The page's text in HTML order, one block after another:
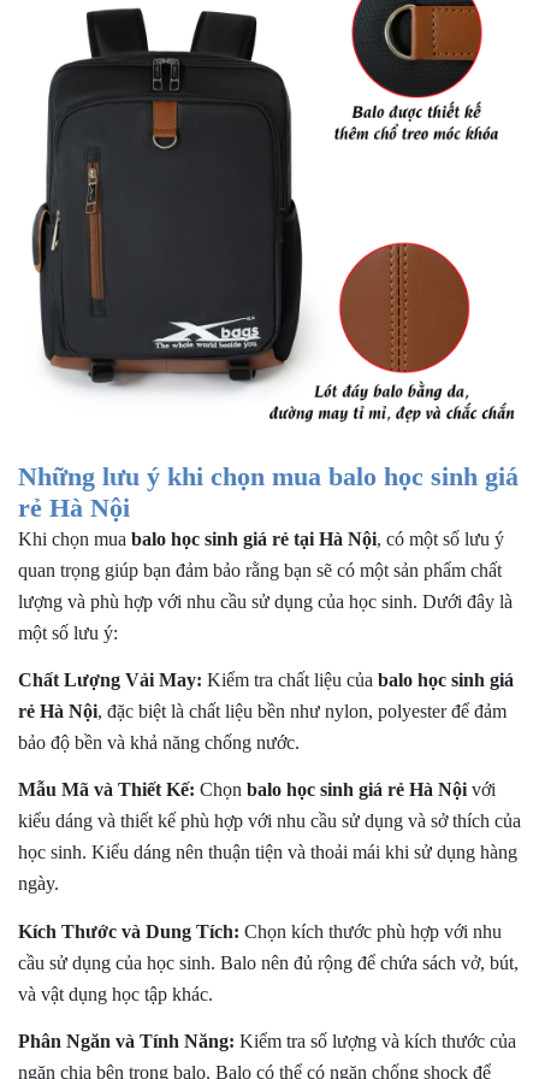
Những lưu ý khi chọn mua balo học sinh giá
rẻ Hà Nội
Khi chọn mua balo học sinh giá rẻ tại Hà Nội, có một số lưu ý
quan trọng giúp bạn đảm bảo rằng bạn sẽ có một sản phẩm chất
lượng và phù hợp với nhu cầu sử dụng của học sinh. Dưới đây là
một số lưu ý:
Chất Lượng Vải May: Kiểm tra chất liệu của balo học sinh giá
rẻ Hà Nội, đặc biệt là chất liệu bền như nylon, polyester để đảm
bảo độ bền và khả năng chống nước.
Mẫu Mã và Thiết Kế: Chọn balo học sinh giá rẻ Hà Nội với
kiểu dáng và thiết kế phù hợp với nhu cầu sử dụng và sở thích của
học sinh. Kiểu dáng nên thuận tiện và thoải mái khi sử dụng hàng
ngày.
Kích Thước và Dung Tích: Chọn kích thước phù hợp với nhu
cầu sử dụng của học sinh. Balo nên đủ rộng để chứa sách vở, bút,
và vật dụng học tập khác.
Phân Ngăn và Tính Năng: Kiểm tra số lượng và kích thước của
ngăn chia bên trong balo. Balo có thể có ngăn chống shock để